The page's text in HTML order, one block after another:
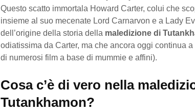
Questo scatto immortala Howard Carter, colui che
insieme al suo mecenate Lord Carnarvon e a Lady
dell’origine della storia della maledizione di
odiatissima da Carter, ma che ancora oggi continua
di numerosi film a base di mummie e affini).
Cosa c’è di vero nella
Tutankhamon?